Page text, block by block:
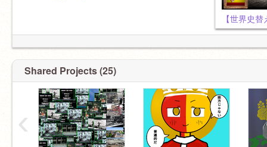
【世界史
Shared Projects (25)
‹